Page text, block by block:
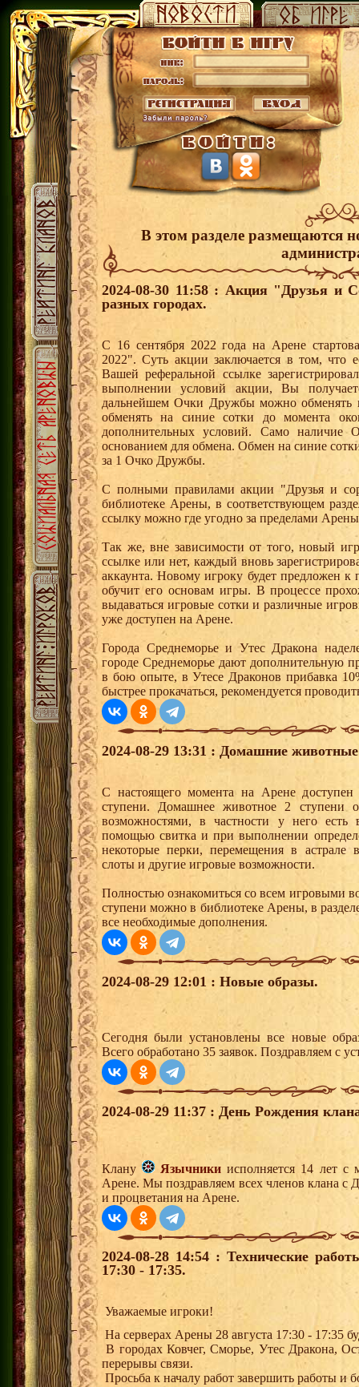
В этом разделе размещаются
2024-08-30 11:58 : Акция "Друзья и
разных городах.
С 16 сентября 2022 года на Арене
2022". Суть акции заключается в том, что
Вашей реферальной ссылке
выполнении условий акции, Вы
дальнейшем Очки Дружбы можно
обменять на синие сотки до момента
дополнительных условий. Само наличие
основанием для обмена. Обмен на синие
за 1 Очко Дружбы.
С полными правилами акции "Друзья и
библиотеке Арены, в соответствующем
ссылку можно где угодно за пределами
Так же, вне зависимости от того, новый
ссылке или нет, каждый вновь
аккаунта. Новому игроку будет предложен
обучит его основам игры. В процессе
выдаваться игровые сотки и различные
уже доступен на Арене.
Города Среднеморье и Утес Дракона
городе Среднеморье дают дополнительную
в бою опыте, в Утесе Драконов прибавка
быстрее прокачаться, рекомендуется
2024-08-29 13:31 : Домашние животные
С настоящего момента на Арене
ступени. Домашнее животное 2 ступени
возможностями, в частности у него есть
помощью свитка и при выполнении
некоторые перки, перемещения в астрале
слоты и другие игровые возможности.
Полностью ознакомиться со всем игровыми
ступени можно в библиотеке Арены, в
все необходимые дополнения.
2024-08-29 12:01 : Новые образы.
Сегодня были установлены все новые
Всего обработано 35 заявок. Поздравляем с
2024-08-29 11:37 : День Рождения
Клану Язычники исполняется 14 лет с
Арене. Мы поздравляем всех членов клана с
и процветания на Арене.
2024-08-28 14:54 : Технические
17:30 - 17:35.
Уважаемые игроки!
На серверах Арены 28 августа 17:30 - 17:35
В городах Ковчег, Сморье, Утес Дракона,
перерывы связи.
Просьба к началу работ завершить работы и